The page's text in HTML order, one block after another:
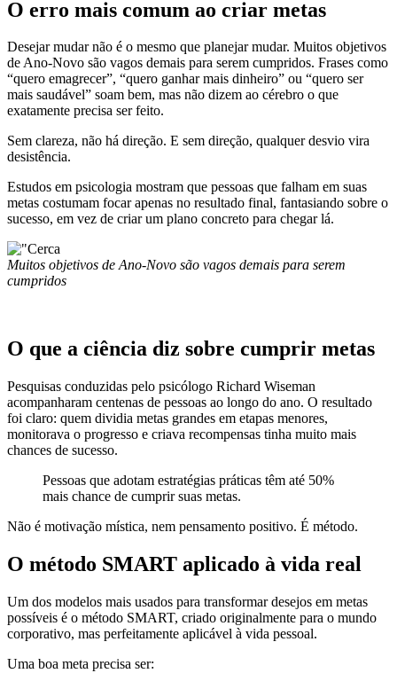
O erro mais comum ao criar metas
Desejar mudar não é o mesmo que planejar mudar. Muitos objetivos
de Ano-Novo são vagos demais para serem cumpridos. Frases como
“quero emagrecer”, “quero ganhar mais dinheiro” ou “quero ser
mais saudável” soam bem, mas não dizem ao cérebro o que
exatamente precisa ser feito.
Sem clareza, não há direção. E sem direção, qualquer desvio vira
desistência.
Estudos em psicologia mostram que pessoas que falham em suas
metas costumam focar apenas no resultado final, fantasiando sobre o
sucesso, em vez de criar um plano concreto para chegar lá.
Muitos objetivos de Ano-Novo são vagos demais para serem
cumpridos
O que a ciência diz sobre cumprir metas
Pesquisas conduzidas pelo psicólogo Richard Wiseman
acompanharam centenas de pessoas ao longo do ano. O resultado
foi claro: quem dividia metas grandes em etapas menores,
monitorava o progresso e criava recompensas tinha muito mais
chances de sucesso.
Pessoas que adotam estratégias práticas têm até 50%
mais chance de cumprir suas metas.
Não é motivação mística, nem pensamento positivo. É método.
O método SMART aplicado à vida real
Um dos modelos mais usados para transformar desejos em metas
possíveis é o método SMART, criado originalmente para o mundo
corporativo, mas perfeitamente aplicável à vida pessoal.
Uma boa meta precisa ser: